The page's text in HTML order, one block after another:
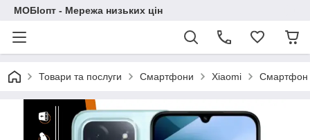
МОБІопт - Мережа низьких цін
Товари та послуги Смартфони Xiaomi Смартфон